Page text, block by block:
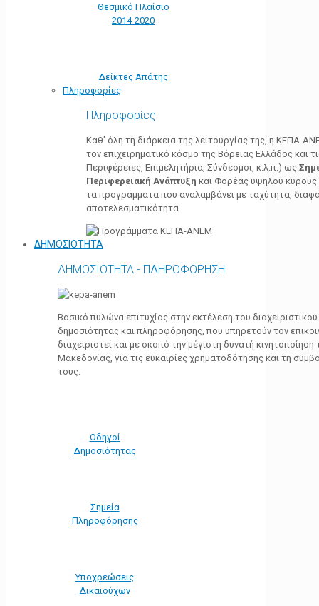
Θεσμικό Πλαίσιο
2014-2020
Δείκτες Απάτης
Πληροφορίες
Πληροφορίες
Καθ’ όλη τη διάρκεια της λειτουργίας της, η ΚΕΠΑ-
τον επιχειρηματικό κόσμο της Βόρειας Ελλάδος και
Περιφέρειες, Επιμελητήρια, Σύνδεσμοι, κ.λ.π.) ως
Περιφερειακή Ανάπτυξη και Φορέας υψηλού κύρους
τα προγράμματα που αναλαμβάνει με ταχύτητα,
αποτελεσματικότητα.
ΔΗΜΟΣΙΟΤΗΤΑ
ΔΗΜΟΣΙΟΤΗΤΑ - ΠΛΗΡΟΦΟΡΗΣΗ
Βασικό πυλώνα επιτυχίας στην εκτέλεση του
δημοσιότητας και πληροφόρησης, που υπηρετούν τον
διαχειριστεί και με σκοπό την μέγιστη δυνατή
Μακεδονίας, για τις ευκαιρίες χρηματοδότησης και τη
τους.
Οδηγοί
Δημοσιότητας
Σημεία
Πληροφόρησης
Υποχρεώσεις
Δικαιούχων